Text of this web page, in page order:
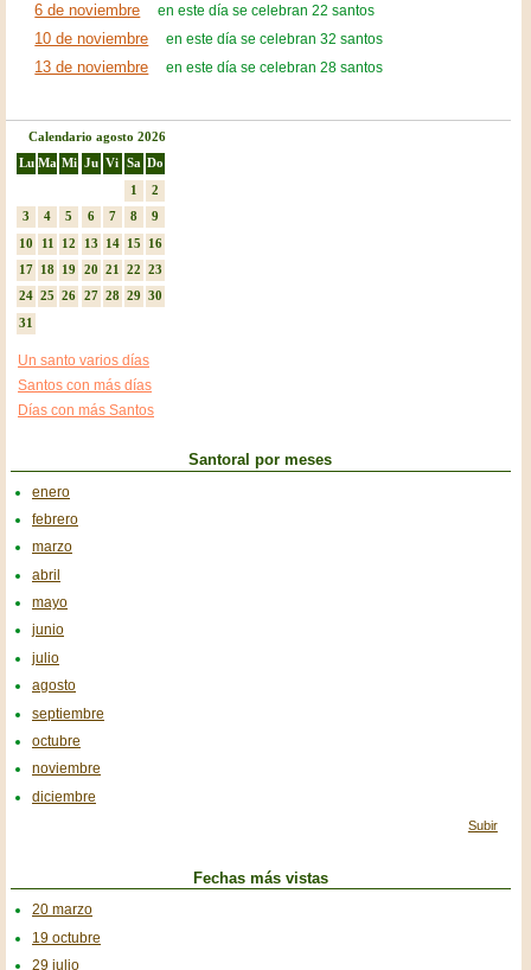
6 de noviembre en este día se celebran 22 santos
10 de noviembre en este día se celebran 32 santos
13 de noviembre en este día se celebran 28 santos
Calendario agosto 2026
Lu Ma Mi Ju Vi Sa Do
1
2
3
4 5 6 7 8
9
10
11 12 13 14 15
16
17 18 19 20 21 22
23
24 25 26 27 28 29
30
31
Un santo varios días
Santos con más días
Días con más Santos
Santoral por meses
enero
febrero
marzo
abril
mayo
junio
julio
agosto
septiembre
octubre
noviembre
diciembre
Subir
Fechas más vistas
20 marzo
19 octubre
29 julio